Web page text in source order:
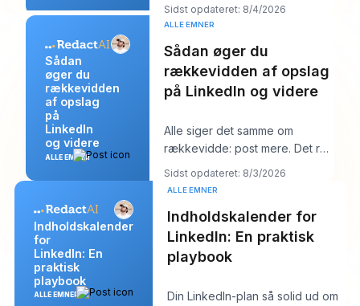
par kommentarer
Sidst opdateret: 8/4/2026
Sådan
øger du
rækkevidden
af opslag
på
LinkedIn
og videre
ALLE EMNER
ALLE EMNER
Sådan øger du
rækkevidden af opslag
på LinkedIn og videre
Alle siger det samme om
rækkevidde: post mere. Det råd
lyder produktivt, men det
skjuler som regel k
Sidst opdateret: 8/3/2026
Indholdskalender
for
LinkedIn: En
praktisk
playbook
ALLE EMNER
ALLE EMNER
Indholdskalender for
LinkedIn: En praktisk
playbook
Din LinkedIn-plan så solid ud om